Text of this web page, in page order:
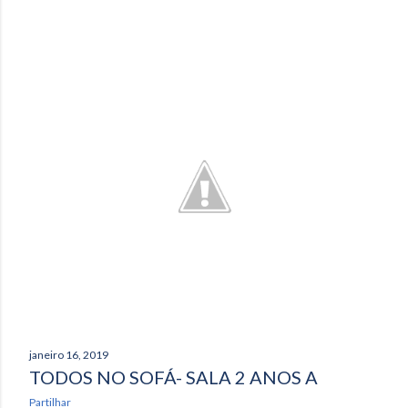
janeiro 16, 2019
TODOS NO SOFÁ- SALA 2 ANOS A
Partilhar